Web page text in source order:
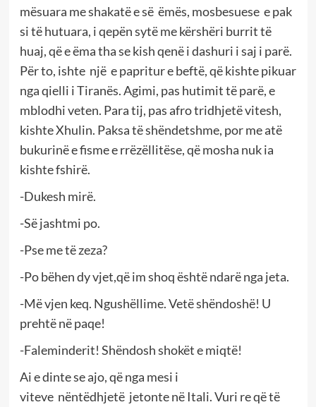
mësuara me shakatë e së ëmës, mosbesuese e pak
si të hutuara, i qepën sytë me kërshëri burrit të
huaj, që e ëma tha se kish qenë i dashuri i saj i parë.
Për to, ishte një e papritur e beftë, që kishte pikuar
nga qielli i Tiranës. Agimi, pas hutimit të parë, e
mblodhi veten. Para tij, pas afro tridhjetë vitesh,
kishte Xhulin. Paksa të shëndetshme, por me atë
bukurinë e fisme e rrëzëllitëse, që mosha nuk ia
kishte fshirë.
-Dukesh mirë.
-Së jashtmi po.
-Pse me të zeza?
-Po bëhen dy vjet,që im shoq është ndarë nga jeta.
-Më vjen keq. Ngushëllime. Vetë shëndoshë! U
prehtë në paqe!
-Faleminderit! Shëndosh shokët e miqtë!
Ai e dinte se ajo, që nga mesi i
viteve nëntëdhjetë jetonte në Itali. Vuri re që të